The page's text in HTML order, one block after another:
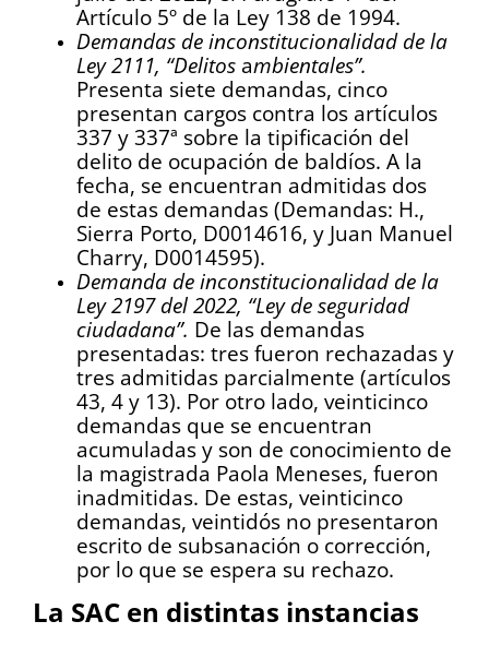
Artículo 5º de la Ley 138 de 1994.
Demandas de inconstitucionalidad de la
Ley 2111, “Delitos ambientales”.
Presenta siete demandas, cinco
presentan cargos contra los artículos
337 y 337ª sobre la tipificación del
delito de ocupación de baldíos. A la
fecha, se encuentran admitidas dos
de estas demandas (Demandas: H.,
Sierra Porto, D0014616, y Juan Manuel
Charry, D0014595).
Demanda de inconstitucionalidad de la
Ley 2197 del 2022, “Ley de seguridad
ciudadana”. De las demandas
presentadas: tres fueron rechazadas y
tres admitidas parcialmente (artículos
43, 4 y 13). Por otro lado, veinticinco
demandas que se encuentran
acumuladas y son de conocimiento de
la magistrada Paola Meneses, fueron
inadmitidas. De estas, veinticinco
demandas, veintidós no presentaron
escrito de subsanación o corrección,
por lo que se espera su rechazo.
La SAC en distintas instancias